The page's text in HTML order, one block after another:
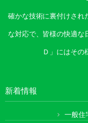
確かな技術に裏付けされ
な対応で、皆様の快適な
Ｄ」にはその
新着情報
一般